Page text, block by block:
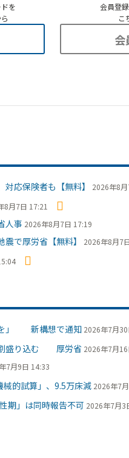
を
会員登
こ
会
応保険者も【無料】 2026年8
8月7日 17:21
人事 2026年8月7日 17:19
で厚労省【無料】 2026年8月7
を」 新構想で通知 2026年7月
割盛り込む 厚労省 2026年7月16
7月9日 14:33
的試算」、9.5万床減 2026年7
期」は同時報告不可 2026年7月3